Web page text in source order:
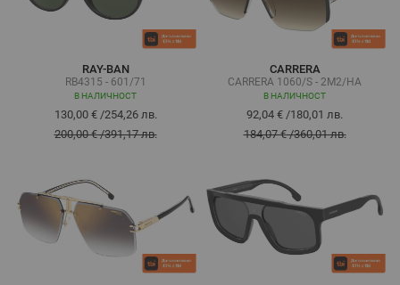
RAY-BAN
RB4315 - 601/71
В НАЛИЧНОСТ
130,00 €/254,26 лв.
200,00 €/391,17 лв.
CARRERA
CARRERA 1060/S - 2M2/HA
В НАЛИЧНОСТ
92,04 € /180,01 лв.
184,07 €/360,01 лв.